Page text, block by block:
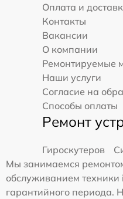
Оплата и
Контакты
Вакансии
О компании
Ремонтируемые
Наши услуги
Согласие на
Способы оплаты
Ремонт
Гироскутеров
Мы занимаемся
обслуживанием техники
гарантийного периода.